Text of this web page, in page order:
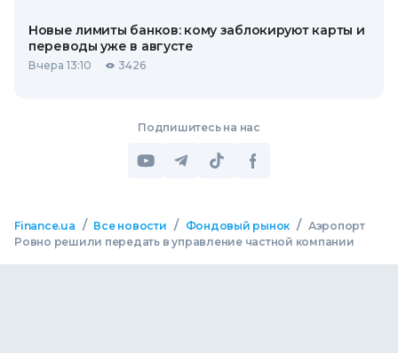
Новые лимиты банков: кому заблокируют карты и
переводы уже в августе
Вчера 13:10 3426
Подпишитесь на нас
Finance.ua / Все новости / Фондовый рынок / Аэропорт
Ровно решили передать в управление частной компании